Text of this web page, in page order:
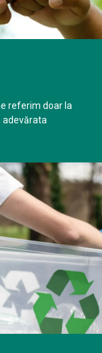
referim doar la
adevărata